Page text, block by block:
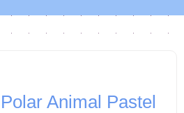
Animal Pastel